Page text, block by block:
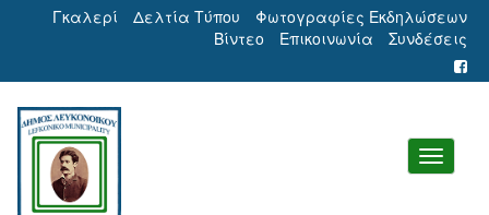
Γκαλερί Δελτία Τύπου
Φωτογραφίες Εκδηλώσεων
Βίντεο
Επικοινωνία Συνδέσεις